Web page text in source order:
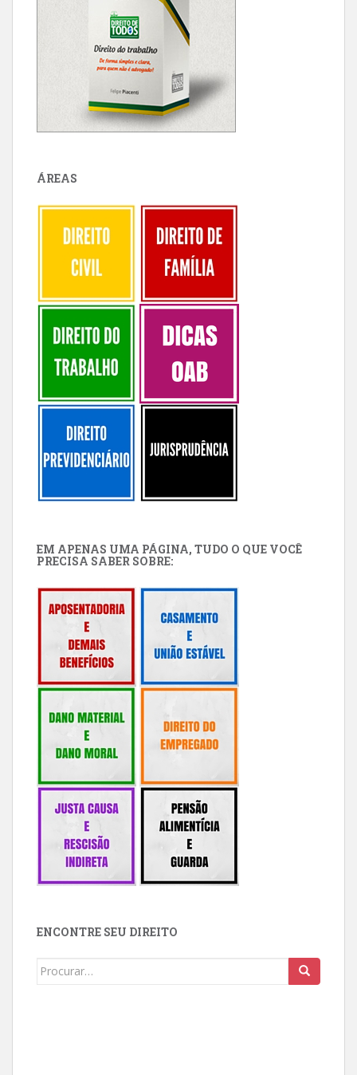
ÁREAS
EM APENAS UMA PÁGINA, TUDO O QUE VOCÊ
PRECISA SABER SOBRE:
ENCONTRE SEU DIREITO
Buscar: